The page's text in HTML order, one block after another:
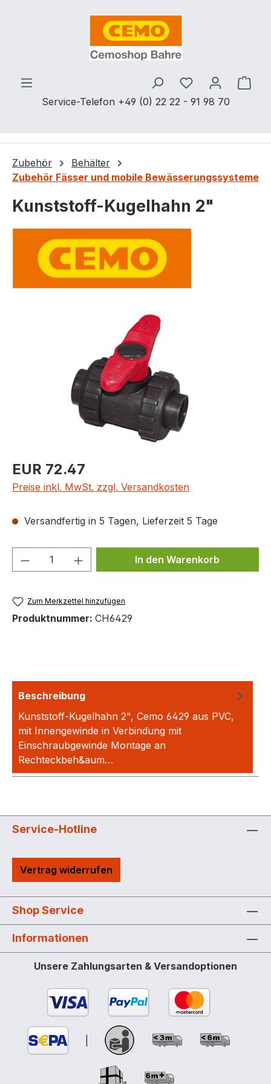
Zum Hauptinhalt springen
Service-Telefon +49 (0) 22 22 - 91 98 70
Du hast 0
Zubehör
Behälter
Zubehör Fässer und mobile Bewässerungssysteme
Kunststoff-Kugelhahn 2"
Regulärer Preis:
EUR 72.47
Preise inkl. MwSt. zzgl. Versandkosten
Versandfertig in 5 Tagen, Lieferzeit 5 Tage
Produkt Anzahl: Gib denIn den Warenkorb
Zum Merkzettel hinzufügen
Produktnummer: CH6429
Beschreibung
Kunststoff-Kugelhahn 2", Cemo 6429 aus PVC,
mit Innengewinde in Verbindung mit
Einschraubgewinde Montage an
Rechteckbeh&aum…
Service-Hotline
Vertrag widerrufen
Shop Service
Informationen
Unsere Zahlungsarten & Versandoptionen